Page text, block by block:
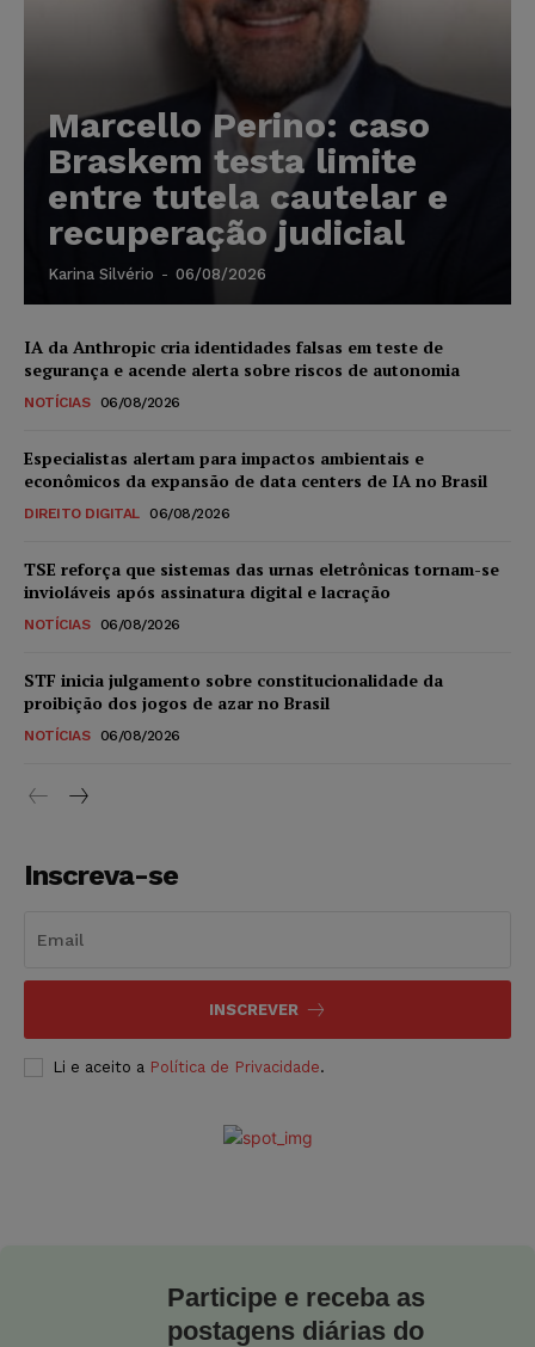
Marcello Perino: caso
Braskem testa limite
entre tutela cautelar e
recuperação judicial
Karina Silvério - 06/08/2026
IA da Anthropic cria identidades falsas em teste de
segurança e acende alerta sobre riscos de autonomia
NOTÍCIAS 06/08/2026
Especialistas alertam para impactos ambientais e
econômicos da expansão de data centers de IA no Brasil
DIREITO DIGITAL 06/08/2026
TSE reforça que sistemas das urnas eletrônicas tornam-se
invioláveis após assinatura digital e lacração
NOTÍCIAS 06/08/2026
STF inicia julgamento sobre constitucionalidade da
proibição dos jogos de azar no Brasil
NOTÍCIAS 06/08/2026
Inscreva-se
INSCREVER
Li e aceito a Política de Privacidade.
Participe e receba as
postagens diárias do